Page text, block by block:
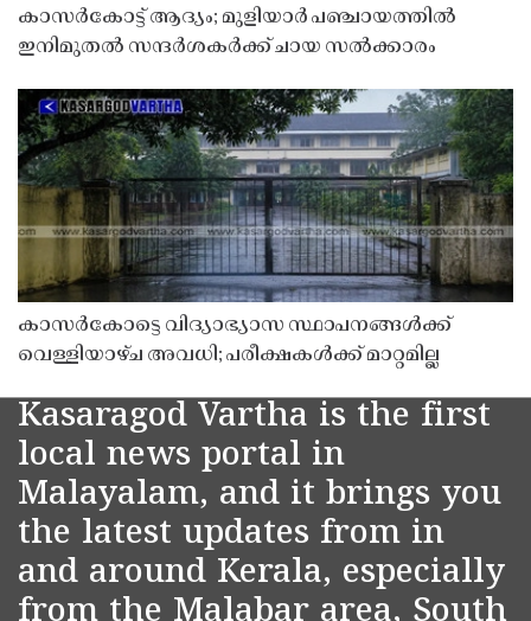
കാസർകോട്ട് ആദ്യം; മുളിയാർ പഞ്ചായത്തിൽ
ഇനിമുതൽ സന്ദർശകർക്ക് ചായ സൽക്കാരം
കാസർകോട്ടെ വിദ്യാഭ്യാസ സ്ഥാപനങ്ങൾക്ക്
വെള്ളിയാഴ്ച അവധി; പരീക്ഷകൾക്ക് മാറ്റമില്ല
Kasaragod Vartha is the first
local news portal in
Malayalam, and it brings you
the latest updates from in
and around Kerala, especially